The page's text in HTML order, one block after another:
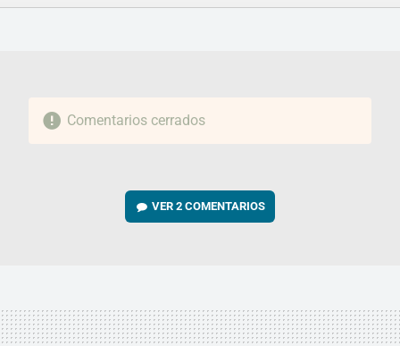
FACEBOOKTWITTERFLIPBOARD
E-
WHATSAPP
Comentarios cerrados
VER2 COMENTARIOS